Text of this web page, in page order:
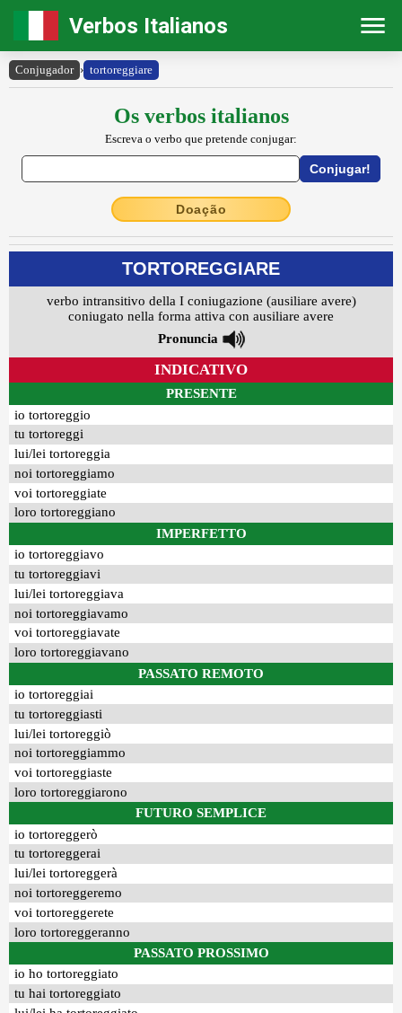
Verbos Italianos
Conjugador › tortoreggiare
Os verbos italianos
Escreva o verbo que pretende conjugar:
Doação
TORTOREGGIARE
verbo intransitivo della I coniugazione (ausiliare avere)
coniugato nella forma attiva con ausiliare avere
Pronuncia
INDICATIVO
PRESENTE
io tortoreggio
tu tortoreggi
lui/lei tortoreggia
noi tortoreggiamo
voi tortoreggiate
loro tortoreggiano
IMPERFETTO
io tortoreggiavo
tu tortoreggiavi
lui/lei tortoreggiava
noi tortoreggiavamo
voi tortoreggiavate
loro tortoreggiavano
PASSATO REMOTO
io tortoreggiai
tu tortoreggiasti
lui/lei tortoreggiò
noi tortoreggiammo
voi tortoreggiaste
loro tortoreggiarono
FUTURO SEMPLICE
io tortoreggerò
tu tortoreggerai
lui/lei tortoreggerà
noi tortoreggeremo
voi tortoreggerete
loro tortoreggeranno
PASSATO PROSSIMO
io ho tortoreggiato
tu hai tortoreggiato